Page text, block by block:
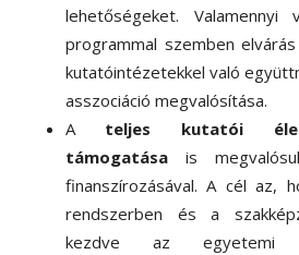
lehetőségeket. Valamennyi
programmal szemben
kutatóintézetekkel való
asszociáció megvalósítása.
A
teljes kutatói
támogatása
is
finanszírozásával. A cél az,
rendszerben és a
kezdve az egyetemi